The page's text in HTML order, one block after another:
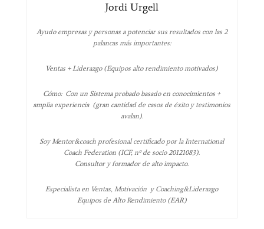
Jordi Urgell
Ayudo empresas y personas a potenciar sus resultados con las 2
palancas más importantes:
Ventas + Liderazgo (Equipos alto rendimiento motivados)
Cómo: Con un Sistema probado basado en conocimientos +
amplia experiencia (gran cantidad de casos de éxito y testimonios
avalan).
Soy Mentor&coach profesional certificado por la International
Coach Federation (ICF, nº de socio 20121083).
Consultor y formador de alto impacto.
Especialista en Ventas, Motivación y Coaching&Liderazgo
Equipos de Alto Rendimiento (EAR)